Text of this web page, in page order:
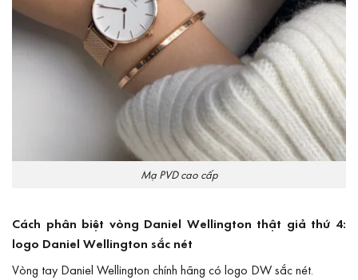
Mạ PVD cao cấp
Cách phân biệt vòng Daniel Wellington thật giả thứ 4:
logo Daniel Wellington sắc nét
Vòng tay Daniel Wellington chính hãng có logo DW sắc nét.